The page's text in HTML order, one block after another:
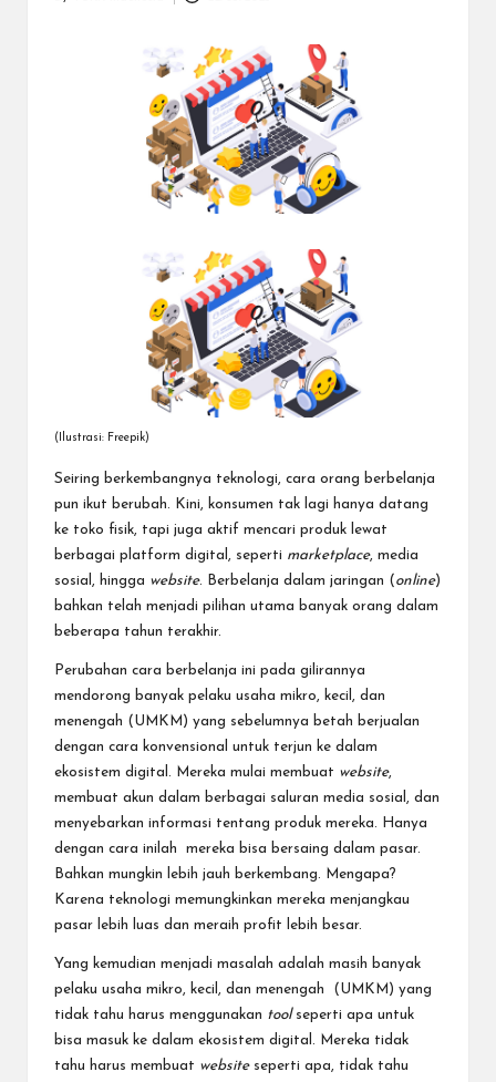
aman.
(Ilustrasi: Freepik)
Seiring berkembangnya teknologi, cara orang berbelanja
pun ikut berubah. Kini, konsumen tak lagi hanya datang
ke toko fisik, tapi juga aktif mencari produk lewat
berbagai platform digital, seperti marketplace, media
sosial, hingga website. Berbelanja dalam jaringan (online)
bahkan telah menjadi pilihan utama banyak orang dalam
beberapa tahun terakhir.
Perubahan cara berbelanja ini pada gilirannya
mendorong banyak pelaku usaha mikro, kecil, dan
menengah (UMKM) yang sebelumnya betah berjualan
dengan cara konvensional untuk terjun ke dalam
ekosistem digital. Mereka mulai membuat website,
membuat akun dalam berbagai saluran media sosial, dan
menyebarkan informasi tentang produk mereka. Hanya
dengan cara inilah mereka bisa bersaing dalam pasar.
Bahkan mungkin lebih jauh berkembang. Mengapa?
Karena teknologi memungkinkan mereka menjangkau
pasar lebih luas dan meraih profit lebih besar.
Yang kemudian menjadi masalah adalah masih banyak
pelaku usaha mikro, kecil, dan menengah (UMKM) yang
tidak tahu harus menggunakan tool seperti apa untuk
bisa masuk ke dalam ekosistem digital. Mereka tidak
tahu harus membuat website seperti apa, tidak tahu